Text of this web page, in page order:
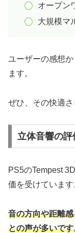
オープン
大規模マ
ユーザーの感想
ます。
ぜひ、その快適さ
立体音響の評
PS5のTempest
価を受けています
音の方向や距離
との声が多いです